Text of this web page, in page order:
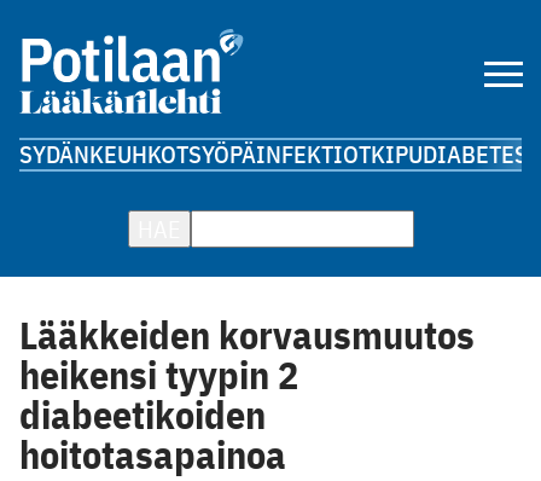
SYDÄNKEUHKOTSYÖPÄINFEKTIOTKIPUDIABETES
Lääkkeiden korvausmuutos
heikensi tyypin 2
diabeetikoiden
hoitotasapainoa